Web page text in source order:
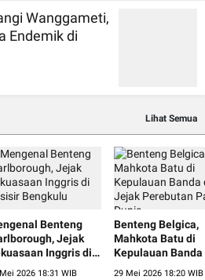
Wanggameti,
Endemik di
Lihat Semua
Benteng
Jejak
Inggris di
Bengkulu
2026 18:31 WIB
Benteng Belgica,
Mahkota Batu di
Kepulauan Banda
Jejak Perebutan
29 Mei 2026 18:20 WIB